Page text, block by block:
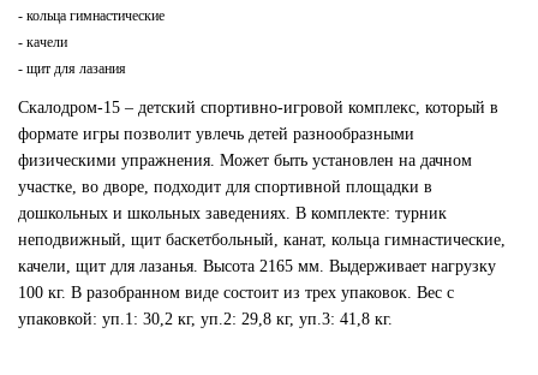
- кольца гимнастические
- качели
- щит для лазания
Скалодром-15 – детский спортивно-игровой комплекс, который в
формате игры позволит увлечь детей разнообразными
физическими упражнения. Может быть установлен на дачном
участке, во дворе, подходит для спортивной площадки в
дошкольных и школьных заведениях. В комплекте: турник
неподвижный, щит баскетбольный, канат, кольца гимнастические,
качели, щит для лазанья. Высота 2165 мм. Выдерживает нагрузку
100 кг. В разобранном виде состоит из трех упаковок. Вес с
упаковкой: уп.1: 30,2 кг, уп.2: 29,8 кг, уп.3: 41,8 кг.